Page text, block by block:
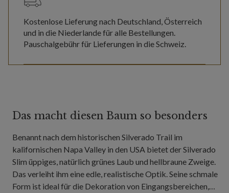
Kostenlose Lieferung nach Deutschland, Österreich
und in die Niederlande für alle Bestellungen.
Pauschalgebühr für Lieferungen in die Schweiz.
Das macht diesen Baum so besonders
Benannt nach dem historischen Silverado Trail im
kalifornischen Napa Valley in den USA bietet der Silverado
Slim üppiges, natürlich grünes Laub und hellbraune Zweige.
Das verleiht ihm eine edle, realistische Optik. Seine schmale
Form ist ideal für die Dekoration von Eingangsbereichen,